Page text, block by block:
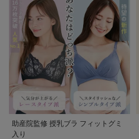
助産院監修 授乳ブラ フィットグミ
入り